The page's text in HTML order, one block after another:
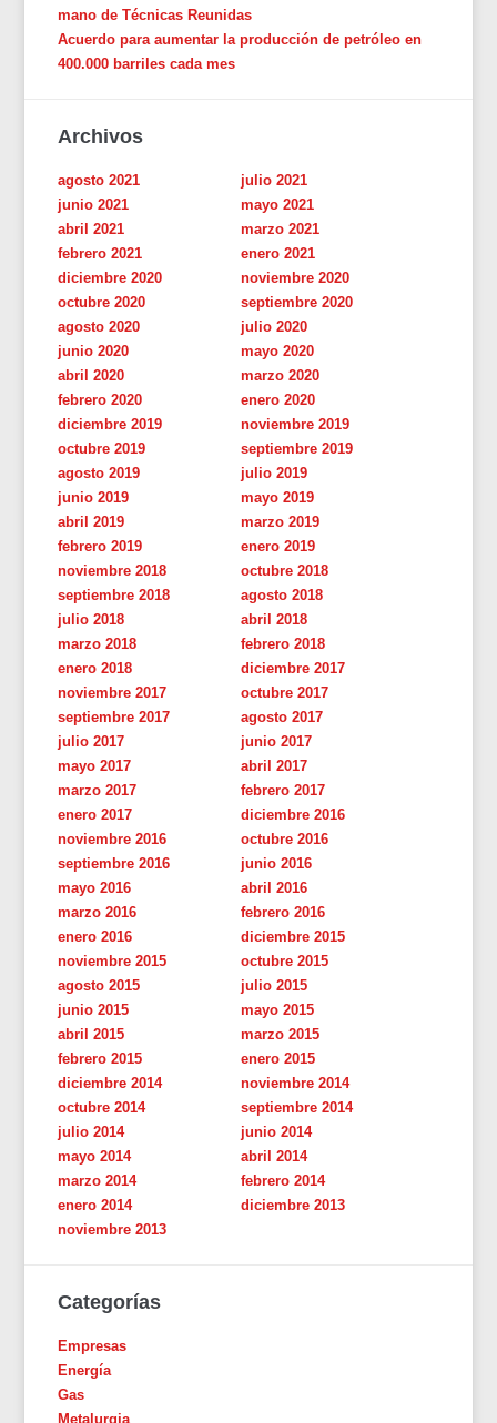
mano de Técnicas Reunidas
Acuerdo para aumentar la producción de petróleo en
400.000 barriles cada mes
Archivos
agosto 2021
julio 2021
junio 2021
mayo 2021
abril 2021
marzo 2021
febrero 2021
enero 2021
diciembre 2020
noviembre 2020
octubre 2020
septiembre 2020
agosto 2020
julio 2020
junio 2020
mayo 2020
abril 2020
marzo 2020
febrero 2020
enero 2020
diciembre 2019
noviembre 2019
octubre 2019
septiembre 2019
agosto 2019
julio 2019
junio 2019
mayo 2019
abril 2019
marzo 2019
febrero 2019
enero 2019
noviembre 2018
octubre 2018
septiembre 2018
agosto 2018
julio 2018
abril 2018
marzo 2018
febrero 2018
enero 2018
diciembre 2017
noviembre 2017
octubre 2017
septiembre 2017
agosto 2017
julio 2017
junio 2017
mayo 2017
abril 2017
marzo 2017
febrero 2017
enero 2017
diciembre 2016
noviembre 2016
octubre 2016
septiembre 2016
junio 2016
mayo 2016
abril 2016
marzo 2016
febrero 2016
enero 2016
diciembre 2015
noviembre 2015
octubre 2015
agosto 2015
julio 2015
junio 2015
mayo 2015
abril 2015
marzo 2015
febrero 2015
enero 2015
diciembre 2014
noviembre 2014
octubre 2014
septiembre 2014
julio 2014
junio 2014
mayo 2014
abril 2014
marzo 2014
febrero 2014
enero 2014
diciembre 2013
noviembre 2013
Categorías
Empresas
Energía
Gas
Metalurgia